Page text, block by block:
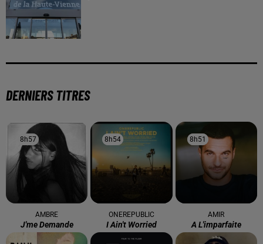
DERNIERS TITRES
8h57
8h57
AMBRE
J'me Demande
8h54
8h54
ONEREPUBLIC
I Ain't Worried
8h51
8h51
AMIR
A L'imparfaite